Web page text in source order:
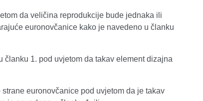
da veličina reprodukcije bude jednaka ili
euronovčanice kako je navedeno u članku
1. pod uvjetom da takav element dizajna
euronovčanice pod uvjetom da je takav